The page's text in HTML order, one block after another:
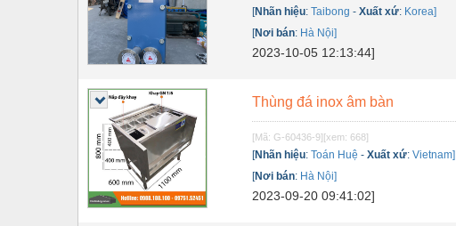
Thí nghiệm-Trang thiết bị
Thiết bị chiếu sáng
Thiết bị an ninh
Thiết bị công nghiệp
Thiết bị công trình
Thiết bị điện
[Nhãn hiệu:Taibong -Xuất xứ: Korea]
[Nơi bán: Hà Nội]
2023-10-05 12:13:44]
Thùng đá inox âm bàn
[Mã: G-60436-9][xem: 668]
[Nhãn hiệu:Toán Huệ -Xuất xứ:Vietnam]
[Nơi bán: Hà Nội]
2023-09-20 09:41:02]